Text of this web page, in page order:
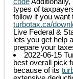
types of
follow if you want
turbotax.ca/
Live Federal &
lets you get help
prepare your
2022-06-15
best overall pick
because of its